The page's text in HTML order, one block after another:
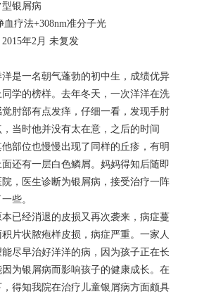
银屑病
法+308nm准分子光
年2月 未复发
一名朝气蓬勃的初中生，成绩优异
学的榜样。去年冬天，一次洋洋在洗
肘部有点发痒，仔细一看，发现手肘
当时他并没有太在意，之后的时间
部位也慢慢出现了同样的丘疹，有明
还有一层白色鳞屑。妈妈得知后随即
，医生诊断为银屑病，接受治疗一阵
些。
经消退的皮损又再次袭来，病症蔓
片状脓疱样皮损，病症严重。一家人
尽早治好洋洋的病，因为孩子正在长
为银屑病而影响孩子的健康成长。在
得知我院在治疗儿童银屑病方面颇具